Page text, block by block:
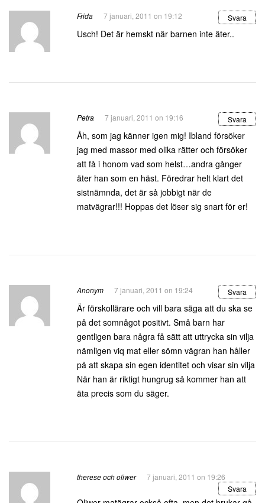
Frida 7 januari, 2011 on 19:12 Svara
Usch! Det är hemskt när barnen inte äter..
Petra 7 januari, 2011 on 19:16 Svara
Åh, som jag känner igen mig! Ibland försöker
jag med massor med olika rätter och försöker
att få i honom vad som helst…andra gånger
äter han som en häst. Föredrar helt klart det
sistnämnda, det är så jobbigt när de
matvägrar!!! Hoppas det löser sig snart för er!
Anonym 7 januari, 2011 on 19:24 Svara
Är förskollärare och vill bara säga att du ska se
på det somnågot positivt. Små barn har
gentligen bara några få sätt att uttrycka sin vilja
nämligen viq mat eller sömn vägran han håller
på att skapa sin egen identitet och visar sin vilja
När han är riktigt hungrug så kommer han att
äta precis som du säger.
therese och oliwer
7 januari, 2011 on 19:26
Svara